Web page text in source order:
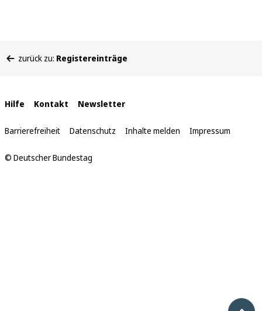
befinden
zurück zu: Registereinträge
Interne
Links
Hilfe Kontakt Newsletter
Barrierefreiheit Datenschutz Inhalte melden Impressum
© Deutscher Bundestag